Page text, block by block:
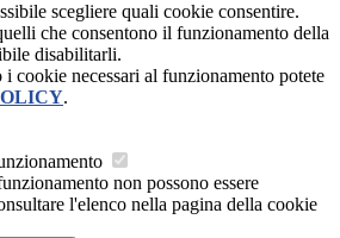
scegliere quali cookie consentire.
che consentono il funzionamento della
disabilitarli.
i cookie necessari al funzionamento potete
.
non possono essere
l'elenco nella pagina della cookie